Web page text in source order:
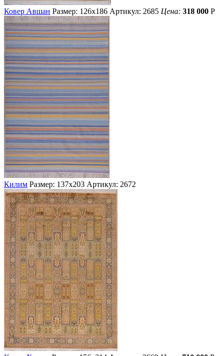
Ковер Авшан Размер: 126х186 Артикул: 2685 Цена: 318 000 Р
Килим Размер: 137х203 Артикул: 2672